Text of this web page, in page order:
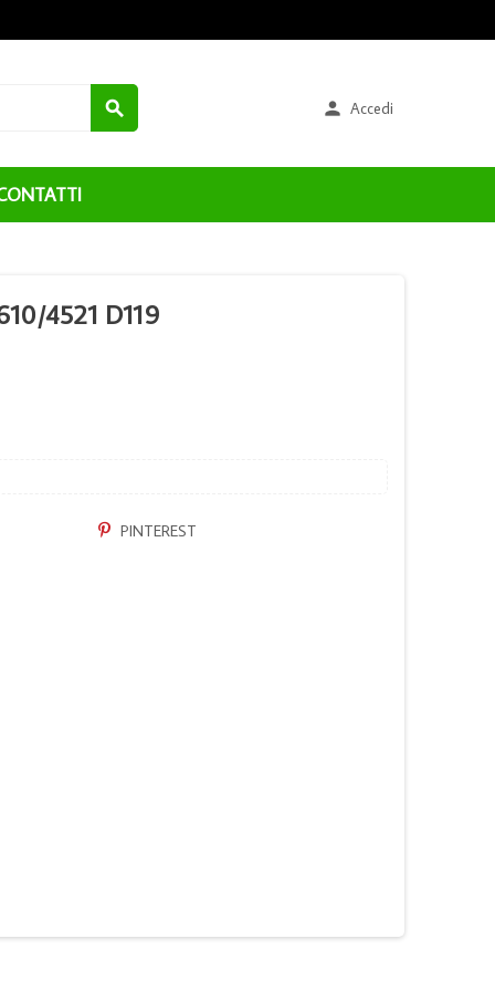
  Accedi
4521 D119
PINTEREST